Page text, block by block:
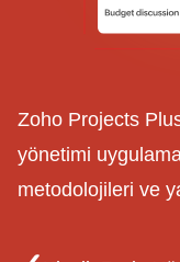
Zoho Projects
yönetimi
metodolojileri ve